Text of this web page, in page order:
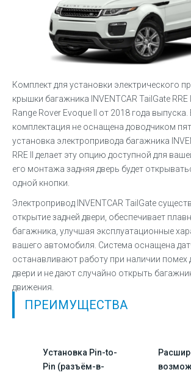
Комплект для установки электрического
крышки багажника INVENTCAR TailGate RRE
Range Rover Evoque II от 2018 года
комплектация не оснащена доводчиком
установка электропривода багажника
RRE II делает эту опцию доступной для
его монтажа задняя дверь будет
одной кнопки.
Электропривод INVENTCAR TailGate
открытие задней двери, обеспечивает
багажника, улучшая эксплуатационные
вашего автомобиля. Система оснащена
останавливают работу при наличии помех
двери и не дают случайно открыть
движения.
ПРЕИМУЩЕСТВА
Установка Pin-to-
Pin (разъём-в-